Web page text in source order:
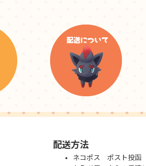
配送方法
ネコポス ポスト投函